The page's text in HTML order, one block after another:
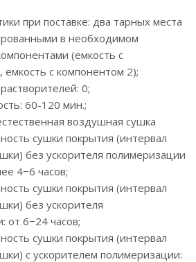
при поставке: два тарных места
в необходимом
(емкость с
с компонентом 2);
0;
60-120 мин.;
воздушная сушка
сушки покрытия (интервал
без ускорителя полимеризации
4−6 часов;
сушки покрытия (интервал
без ускорителя
от 6−24 часов;
сушки покрытия (интервал
с ускорителем полимеризации: